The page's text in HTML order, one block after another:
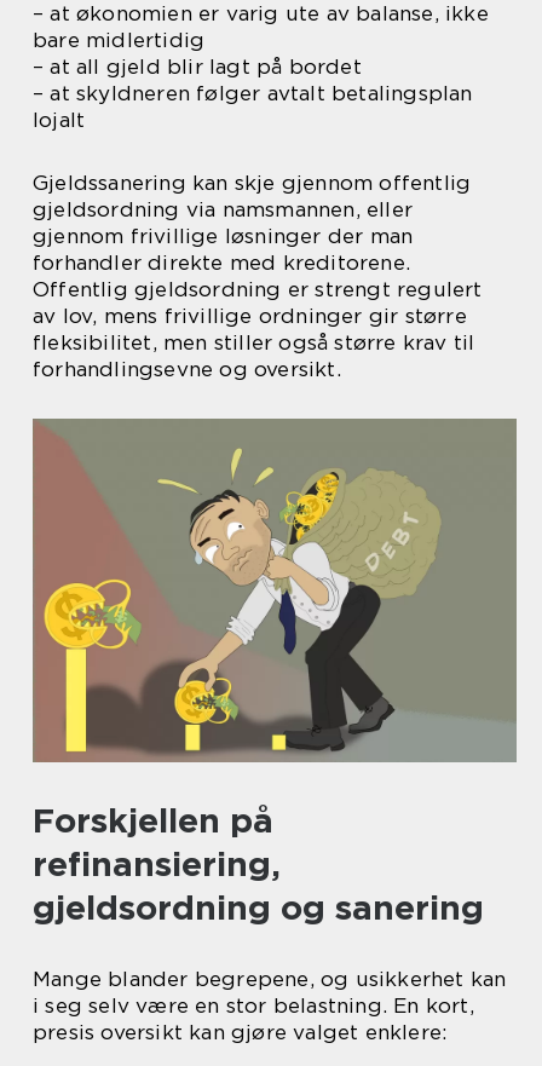
– at økonomien er varig ute av balanse, ikke
bare midlertidig
– at all gjeld blir lagt på bordet
– at skyldneren følger avtalt betalingsplan
lojalt
Gjeldssanering kan skje gjennom offentlig
gjeldsordning via namsmannen, eller
gjennom frivillige løsninger der man
forhandler direkte med kreditorene.
Offentlig gjeldsordning er strengt regulert
av lov, mens frivillige ordninger gir større
fleksibilitet, men stiller også større krav til
forhandlingsevne og oversikt.
Forskjellen på
refinansiering,
gjeldsordning og sanering
Mange blander begrepene, og usikkerhet kan
i seg selv være en stor belastning. En kort,
presis oversikt kan gjøre valget enklere: